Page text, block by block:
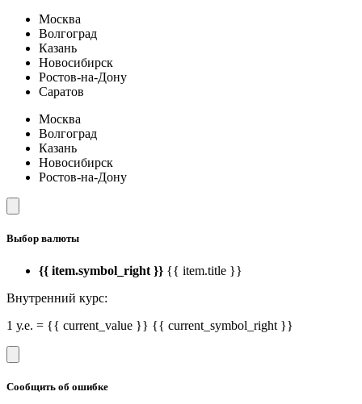
Москва
Волгоград
Казань
Новосибирск
Ростов-на-Дону
Саратов
Москва
Волгоград
Казань
Новосибирск
Ростов-на-Дону
Выбор валюты
{{ item.symbol_right }} {{ item.title }}
Внутренний курс:
1 у.е. = {{ current_value }} {{ current_symbol_right }}
Сообщить об ошибке